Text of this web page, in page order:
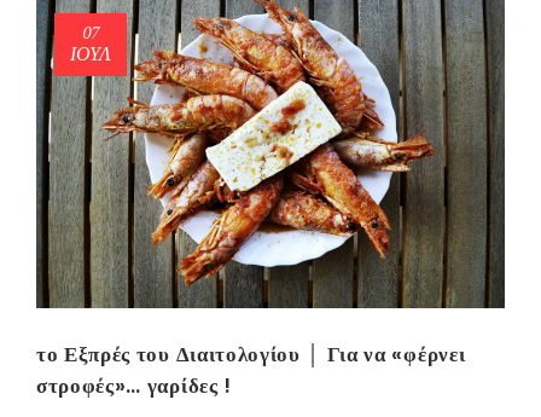
07
ΙΟΎΛ
το Εξπρές του Διαιτολογίου │ Για να «φέρνει
στροφές»… γαρίδες !